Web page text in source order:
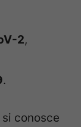
2,
.
conosce